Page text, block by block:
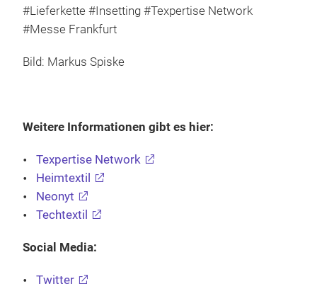
#Lieferkette #Insetting #Texpertise Network
#Messe Frankfurt
Bild: Markus Spiske
Weitere Informationen gibt es hier:
Texpertise Network
Heimtextil
Neonyt
Techtextil
Social Media:
Twitter